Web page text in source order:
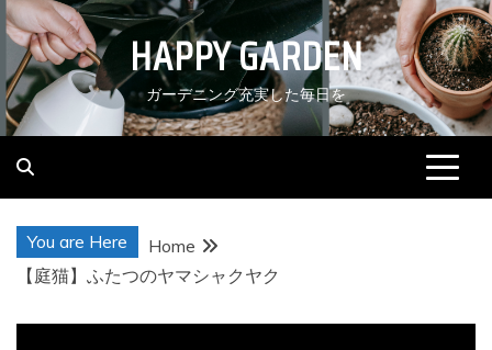
Skip
to
content
HAPPY GARDEN
ガーデニング充実した毎日を
You are Here
Home
【庭猫】ふたつのヤマシャクヤク